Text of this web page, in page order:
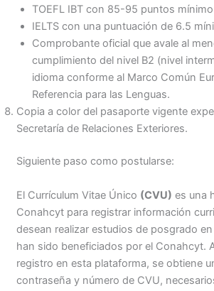
TOEFL IBT con 85-95 puntos mínimo
IELTS con una puntuación de 6.5
Comprobante oficial que avale al
cumplimiento del nivel B2 (nivel
idioma conforme al Marco Común
Referencia para las Lenguas.
Copia a color del pasaporte vigente
Secretaría de Relaciones Exteriores.
Siguiente paso como postularse:
El Currículum Vitae Único (CVU) es una
Conahcyt para registrar información
desean realizar estudios de posgrado
han sido beneficiados por el Conahcyt.
registro en esta plataforma, se obtiene
contraseña y número de CVU,